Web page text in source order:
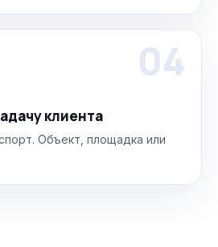
04
клиента
Объект, площадка или